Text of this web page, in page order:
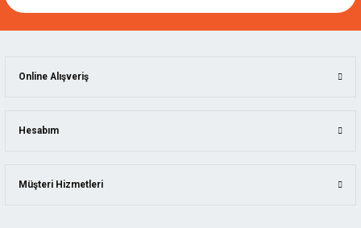
Online Alışveriş
Hesabım
Müşteri Hizmetleri